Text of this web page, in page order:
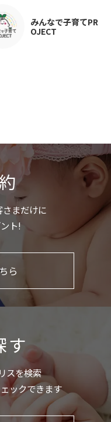
みんなで子育てPR
OJECT
まだけに
ト!
ら
す
スを検索
ックできます